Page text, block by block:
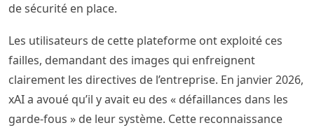
de sécurité en place.
Les utilisateurs de cette plateforme ont exploité ces
failles, demandant des images qui enfreignent
clairement les directives de l’entreprise. En janvier 2026,
xAI a avoué qu’il y avait eu des « défaillances dans les
garde-fous » de leur système. Cette reconnaissance